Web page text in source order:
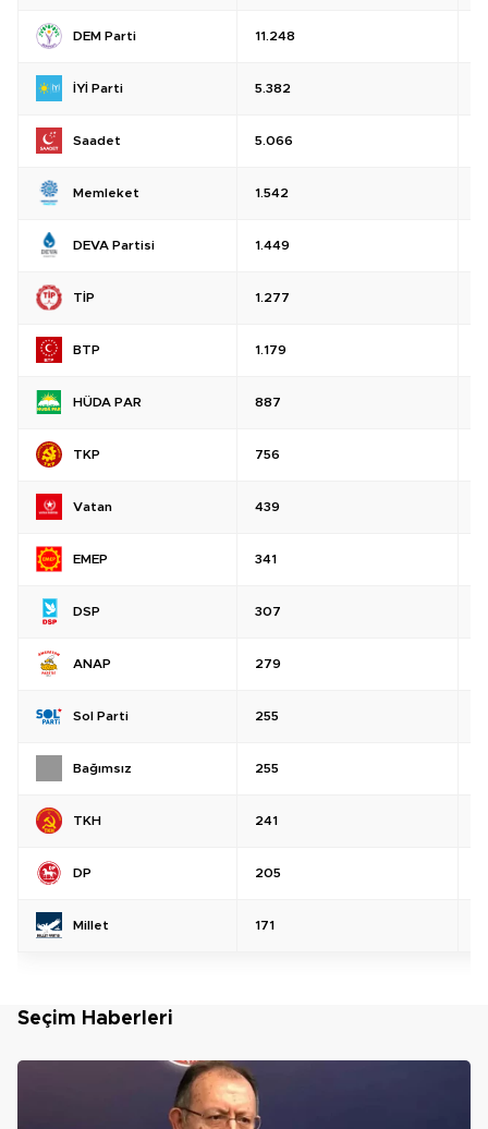
DEM Parti 11.248
İYİ Parti 5.382
Saadet 5.066
Memleket 1.542
DEVA Partisi 1.449
TİP 1.277
BTP 1.179
HÜDA PAR 887
TKP 756
Vatan 439
EMEP 341
DSP 307
ANAP 279
Sol Parti 255
Bağımsız 255
TKH 241
DP 205
Millet 171
Seçim Haberleri